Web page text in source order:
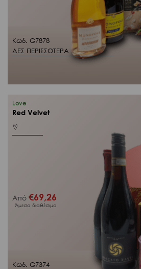
Κωδ. G7878
ΔΕΣ ΠΕΡΙΣΣΟΤΕΡΑ
Κωδ. G7374
Love
Red Velvet
Από€69,26
Άμεσα διαθέσιμο